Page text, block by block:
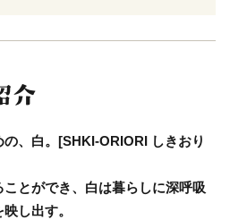
、白。[SHKI-ORIORI しきおり
とができ、白は暮らしに深呼吸
し出す。